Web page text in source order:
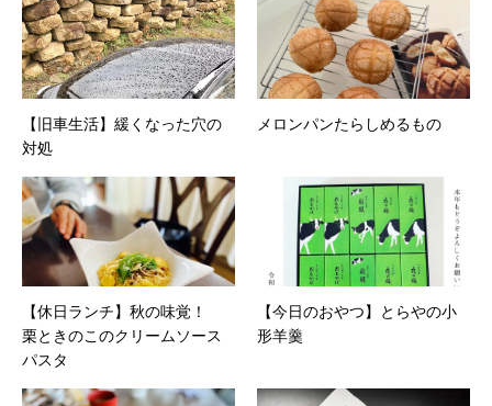
が多かったので、総務的な社内整備を得意とす
る。●連絡先 メール：kako@office-mica.com
【旧車生活】緩くなった穴の
対処
メロンパンたらしめるもの
【休日ランチ】秋の味覚！
栗ときのこのクリームソース
パスタ
【今日のおやつ】とらやの小
形羊羹